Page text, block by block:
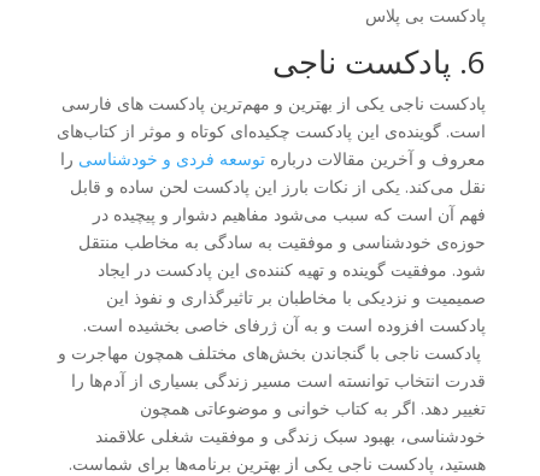
پادکست بی پلاس
6. پادکست ناجی
پادکست ناجی یکی از بهترین و مهم‌ترین پادکست های فارسی
است. گوینده‌ی این پادکست چکیده‌ای کوتاه و موثر از کتاب‌های
معروف و آخرین مقالات درباره توسعه فردی و خودشناسی را
نقل می‌کند. یکی از نکات بارز این پادکست لحن ساده و قابل
فهم آن است که سبب می‌شود مفاهیم دشوار و پیچیده در
حوزه‌ی خودشناسی و موفقیت به سادگی به مخاطب منتقل
شود. موفقیت گوینده و تهیه کننده‌ی این پادکست در ایجاد
صمیمیت و نزدیکی با مخاطبان بر تاثیرگذاری و نفوذ این
پادکست افزوده است و به آن ژرفای خاصی بخشیده است.
پادکست ناجی با گنجاندن بخش‌های مختلف همچون مهاجرت و
قدرت انتخاب توانسته است مسیر زندگی بسیاری از آدم‌ها را
تغییر دهد. اگر به کتاب خوانی و موضوعاتی همچون
خودشناسی، بهبود سبک زندگی و موفقیت شغلی علاقمند
هستید، پادکست ناجی یکی از بهترین برنامه‌ها برای شماست.